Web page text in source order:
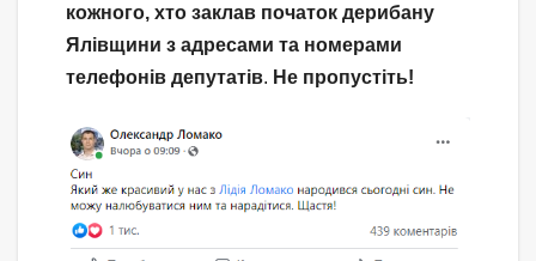
кожного, хто заклав початок дерибану
Ялівщини з адресами та номерами
телефонів депутатів. Не пропустіть!